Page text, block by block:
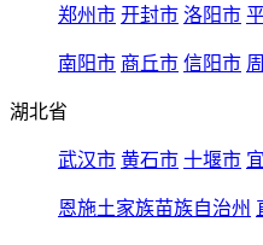
郑州市 开封市 洛阳市
南阳市 商丘市 信阳市
湖北省
武汉市 黄石市 十堰市
恩施土家族苗族自治州